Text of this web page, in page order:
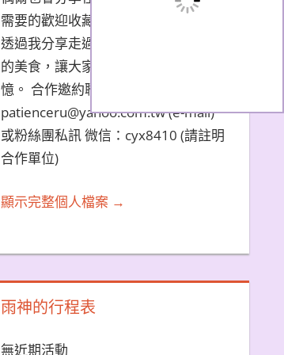
需要的歡迎收藏文章。 希望大家能夠
透過我分享走過的旅遊景點和品嚐過
的美食，讓大家都能夠擁有美好的回
憶。 合作邀約聯繫方式：
patienceru@yahoo.com.tw (e-mail)
或粉絲團私訊 微信：cyx8410 (請註明
合作單位)
顯示完整個人檔案 →
雨神的行程表
無近期活動